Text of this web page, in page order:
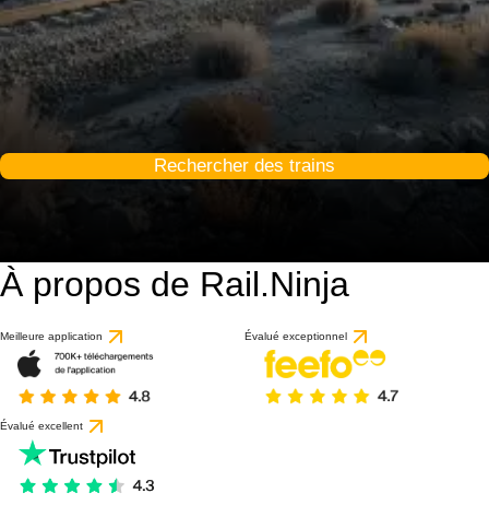
Rechercher des trains
À propos de Rail.Ninja
Meilleure application Évalué exceptionnel
Évalué excellent